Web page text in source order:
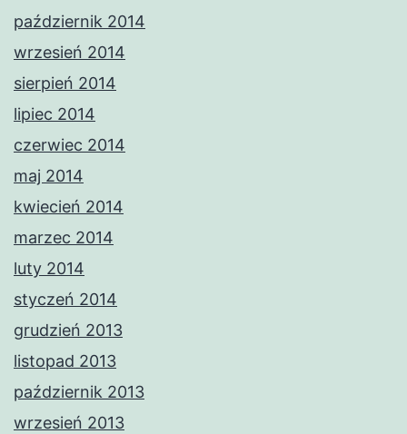
październik 2014
wrzesień 2014
sierpień 2014
lipiec 2014
czerwiec 2014
maj 2014
kwiecień 2014
marzec 2014
luty 2014
styczeń 2014
grudzień 2013
listopad 2013
październik 2013
wrzesień 2013